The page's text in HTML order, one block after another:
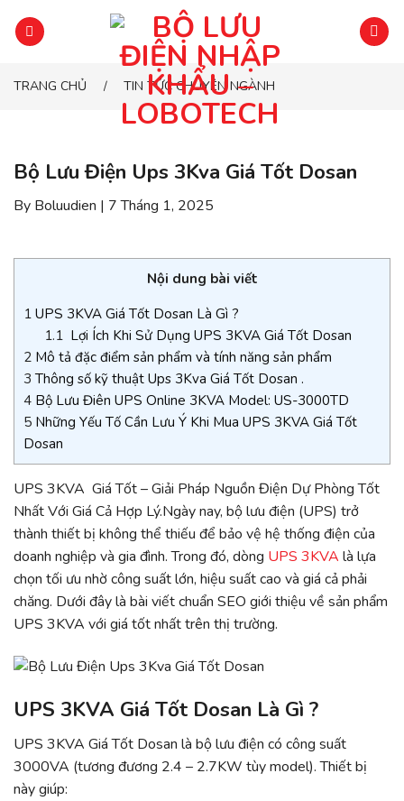
đến
nộiTRANG CHỦ / TIN TỨC CHUYÊN NGÀNH
Bộ Lưu Điện Ups 3Kva Giá Tốt Dosan
By Boluudien | 7 Tháng 1, 2025
Nội dung bài viết
1 UPS 3KVA Giá Tốt Dosan Là Gì ?
1.1Lợi Ích Khi Sử Dụng UPS 3KVA Giá Tốt Dosan
2 Mô tả đặc điểm sản phẩm và tính năng sản phẩm
3 Thông số kỹ thuật Ups 3Kva Giá Tốt Dosan .
4 Bộ Lưu Điên UPS Online 3KVA Model: US-3000TD
5 Những Yếu Tố Cần Lưu Ý Khi Mua UPS 3KVA Giá Tốt
Dosan
UPS 3KVA Giá Tốt – Giải Pháp Nguồn Điện Dự Phòng Tốt
Nhất Với Giá Cả Hợp Lý.Ngày nay, bộ lưu điện (UPS) trở
thành thiết bị không thể thiếu để bảo vệ hệ thống điện của
doanh nghiệp và gia đình. Trong đó, dòng UPS 3KVA là lựa
chọn tối ưu nhờ công suất lớn, hiệu suất cao và giá cả phải
chăng. Dưới đây là bài viết chuẩn SEO giới thiệu về sản phẩm
UPS 3KVA với giá tốt nhất trên thị trường.
UPS 3KVA Giá Tốt Dosan Là Gì ?
UPS 3KVA Giá Tốt Dosan là bộ lưu điện có công suất
3000VA (tương đương 2.4 – 2.7KW tùy model). Thiết bị
này giúp: